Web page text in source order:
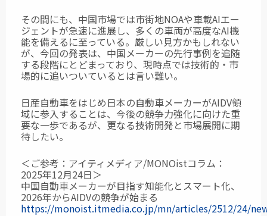
その間にも、中国市場では市街地NOAや車載AIエー
ジェントが急速に進展し、多くの車両が高度なAI機
能を備えるに至っている。厳しい見方かもしれない
が、今回の発表は、中国メーカーの先行事例を追随
する段階にとどまっており、現時点では技術的・市
場的に追いついているとは言い難い。
日産自動車をはじめ日本の自動車メーカーがAIDV領
域に参入することは、今後の競争力強化に向けた重
要な一歩であるが、更なる技術開発と市場展開に期
待したい。
＜ご参考：アイティメディア/MONOistコラム：
2025年12月24日＞
中国自動車メーカーが目指す知能化とスマート化、
2026年からAIDVの競争が始まる
https://monoist.itmedia.co.jp/mn/articles/2512/24/